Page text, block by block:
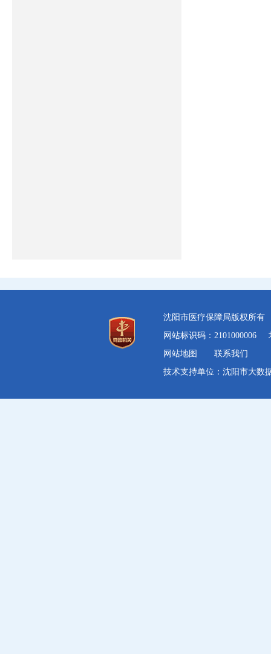
沈阳市医疗保障局版权所
网站标识码：2101000006
网站地图
联系我们
技术支持单位：沈阳市大数